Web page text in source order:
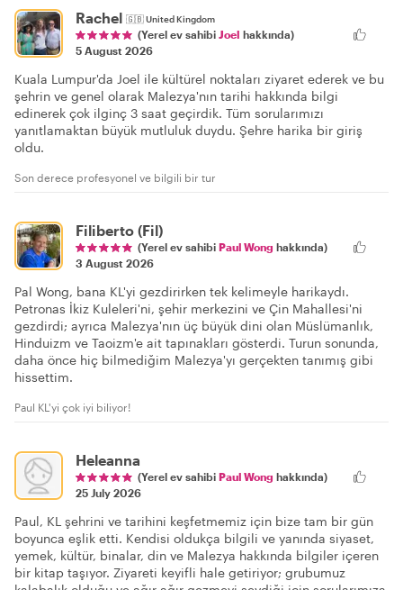
Rachel 🇬🇧United Kingdom
(Yerel ev sahibi Joel hakkında)
5 August 2026
Kuala Lumpur'da Joel ile kültürel noktaları ziyaret ederek ve bu
şehrin ve genel olarak Malezya'nın tarihi hakkında bilgi
edinerek çok ilginç 3 saat geçirdik. Tüm sorularımızı
yanıtlamaktan büyük mutluluk duydu. Şehre harika bir giriş
oldu.
Son derece profesyonel ve bilgili bir tur
Filiberto (Fil)
(Yerel ev sahibi Paul Wong hakkında)
3 August 2026
Pal Wong, bana KL'yi gezdirirken tek kelimeyle harikaydı.
Petronas İkiz Kuleleri'ni, şehir merkezini ve Çin Mahallesi'ni
gezdirdi; ayrıca Malezya'nın üç büyük dini olan Müslümanlık,
Hinduizm ve Taoizm'e ait tapınakları gösterdi. Turun sonunda,
daha önce hiç bilmediğim Malezya'yı gerçekten tanımış gibi
hissettim.
Paul KL'yi çok iyi biliyor!
Heleanna
(Yerel ev sahibi Paul Wong hakkında)
25 July 2026
Paul, KL şehrini ve tarihini keşfetmemiz için bize tam bir gün
boyunca eşlik etti. Kendisi oldukça bilgili ve yanında siyaset,
yemek, kültür, binalar, din ve Malezya hakkında bilgiler içeren
bir kitap taşıyor. Ziyareti keyifli hale getiriyor; grubumuz